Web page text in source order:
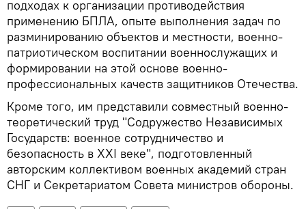
подходах к организации противодействия
применению БПЛА, опыте выполнения задач по
разминированию объектов и местности, военно-
патриотическом воспитании военнослужащих и
формировании на этой основе военно-
профессиональных качеств защитников Отечества.
Кроме того, им представили совместный военно-
теоретический труд "Содружество Независимых
Государств: военное сотрудничество и
безопасность в XXI веке", подготовленный
авторским коллективом военных академий стран
СНГ и Секретариатом Совета министров обороны.